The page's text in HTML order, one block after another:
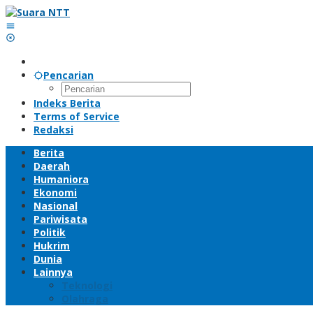
Lewati
ke
konten
Pencarian
Indeks Berita
Terms of Service
Redaksi
Berita
Daerah
Humaniora
Ekonomi
Nasional
Pariwisata
Politik
Hukrim
Dunia
Lainnya
Teknologi
Olahraga